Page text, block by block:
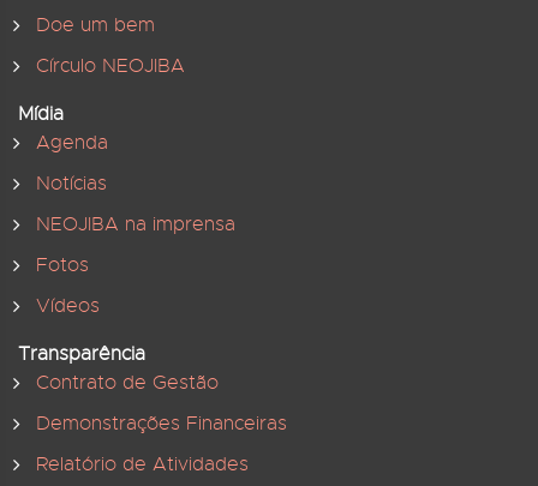
Doe um bem
Círculo NEOJIBA
Mídia
Agenda
Notícias
NEOJIBA na imprensa
Fotos
Vídeos
Transparência
Contrato de Gestão
Demonstrações Financeiras
Relatório de Atividades